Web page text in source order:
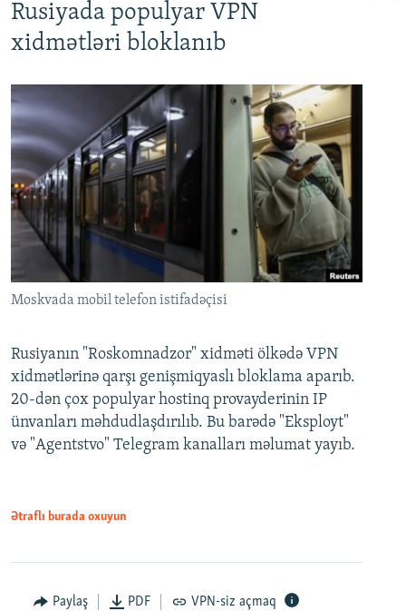
Rusiyada populyar VPN
xidmətləri bloklanıb
Moskvada mobil telefon istifadəçisi
Rusiyanın "Roskomnadzor" xidməti ölkədə VPN
xidmətlərinə qarşı genişmiqyaslı bloklama aparıb.
20-dən çox populyar hostinq provayderinin IP
ünvanları məhdudlaşdırılıb. Bu barədə "Eksployt"
və "Agentstvo" Telegram kanalları məlumat yayıb.
Ətraflı burada oxuyun
Paylaş PDF VPN-siz açmaq